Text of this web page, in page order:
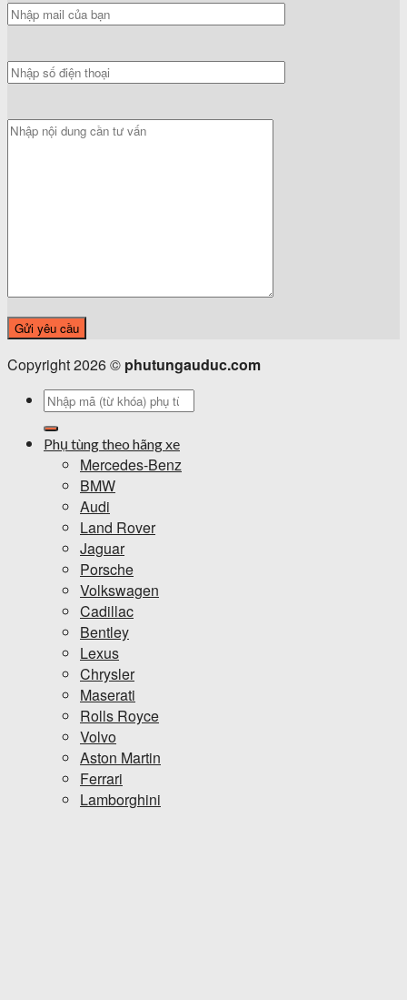
Copyright 2026 © phutungauduc.com
Tìm
Phụ tùng theo hãng xe
Mercedes-Benz
BMW
Audi
Land Rover
Jaguar
Porsche
Volkswagen
Cadillac
Bentley
Lexus
Chrysler
Maserati
Rolls Royce
Volvo
Aston Martin
Ferrari
Lamborghini